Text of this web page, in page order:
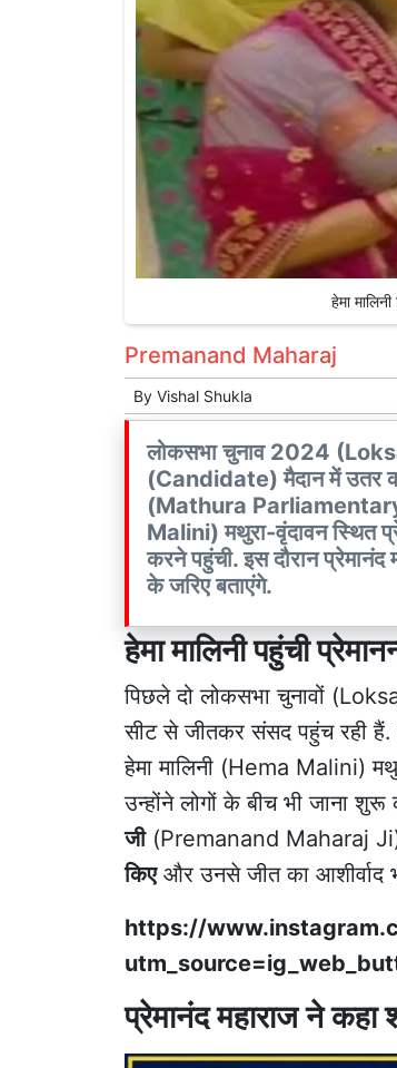
हेमा
Premanand Maharaj
By Vishal Shukla
लोकसभा चुनाव 2024
(Candidate) मैदान में उतर
(Mathura Parliamentary
Malini) मथुरा-वृंदावन स्थित
करने पहुंची. इस दौरान
के जरिए बताएंगे.
हेमा मालिनी पहुंची
पिछले दो लोकसभा चुनावों
सीट से जीतकर संसद पहुंच रही
हेमा मालिनी (Hema Malini)
उन्होंने लोगों के बीच भी जाना शुरू
जी(Premanand Maharaj
किएऔर उनसे जीत का आशीर्वाद
https://
प्रेमानंद महाराज ने कहा